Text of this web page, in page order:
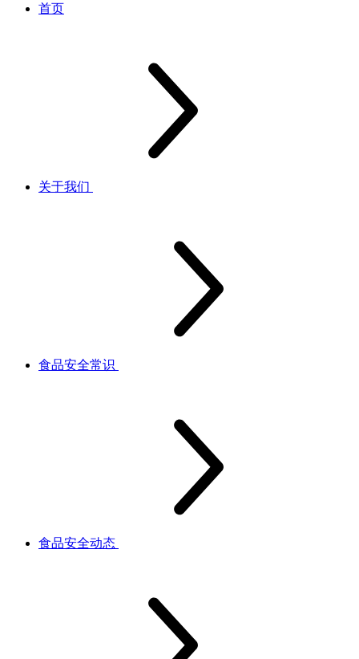
首页
关于我们
食品安全常识
食品安全动态